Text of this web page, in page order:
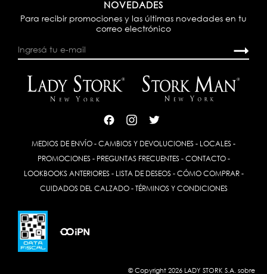
NOVEDADES
Para recibir promociones y las últimas novedades en tu
correo electrónico
MEDIOS DE ENVÍO - CAMBIOS Y DEVOLUCIONES - LOCALES -
PROMOCIONES- PREGUNTAS FRECUENTES- CONTACTO-
LOOKBOOKS ANTERIORES- LISTA DE DESEOS- CÓMO COMPRAR-
CUIDADOS DEL CALZADO- TÉRMINOS Y CONDICIONES
© Copyright 2026 LADY STORK S.A. sobre